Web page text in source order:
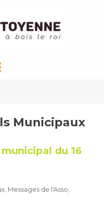
Municipaux
du 16
Messages de l'Asso